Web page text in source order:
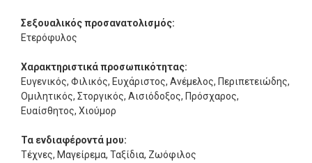
Σεξουαλικός προσανατολισμός:
Ετερόφυλος
Χαρακτηριστικά προσωπικότητας:
Ευγενικός, Φιλικός, Ευχάριστος, Ανέμελος, Περιπετειώδης,
Ομιλητικός, Στοργικός, Αισιόδοξος, Πρόσχαρος,
Ευαίσθητος, Χιούμορ
Τα ενδιαφέροντά μου:
Τέχνες, Μαγείρεμα, Ταξίδια, Ζωόφιλος